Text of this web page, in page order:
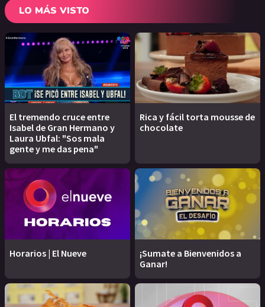
LO MÁS VISTO
El tremendo cruce entre
Isabel de Gran Hermano y
Laura Ubfal: "Sos mala
gente y me das pena"
Rica y fácil torta mousse de
chocolate
Horarios | El Nueve
¡Sumate a Bienvenidos a
Ganar!